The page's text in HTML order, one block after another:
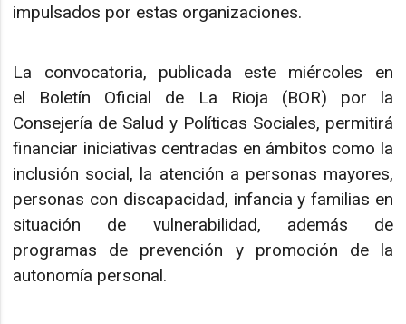
impulsados por estas organizaciones.
La convocatoria, publicada este miércoles en
el Boletín Oficial de La Rioja (BOR) por la
Consejería de Salud y Políticas Sociales, permitirá
financiar iniciativas centradas en ámbitos como la
inclusión social, la atención a personas mayores,
personas con discapacidad, infancia y familias en
situación de vulnerabilidad, además de
programas de prevención y promoción de la
autonomía personal.